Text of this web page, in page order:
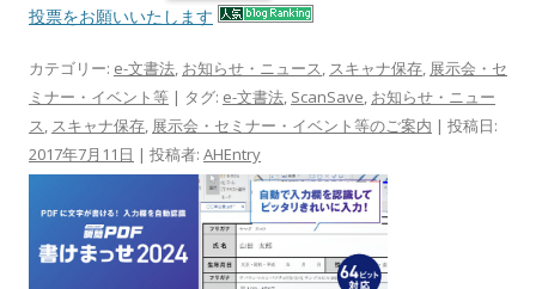
投票をお願いいたします
カテゴリー: e-文書法, お知らせ・ニュース, スキャナ保存, 展示会・セ
ミナー・イベント等 | タグ: e-文書法, ScanSave, お知らせ・ニュー
ス, スキャナ保存, 展示会・セミナー・イベント等のご案内 | 投稿日:
2017年7月11日 | 投稿者: AHEntry